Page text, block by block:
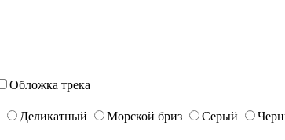
Обложка трека
Деликатный Морской бриз Серый